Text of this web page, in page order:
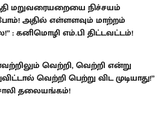
மறுவரையறையை நிச்சயம்
அதில் எள்ளளவும் மாற்றம்
: கனிமொழி எம்.பி திட்டவட்டம்!
வெற்றி, வெற்றி என்று
வெற்றி பெற்று விட முடியாது!”
தலையங்கம்!